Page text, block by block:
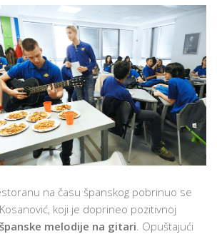
na času španskog pobrinuo se
koji je doprineo pozitivnoj
španske melodije na gitari . Opuštajući